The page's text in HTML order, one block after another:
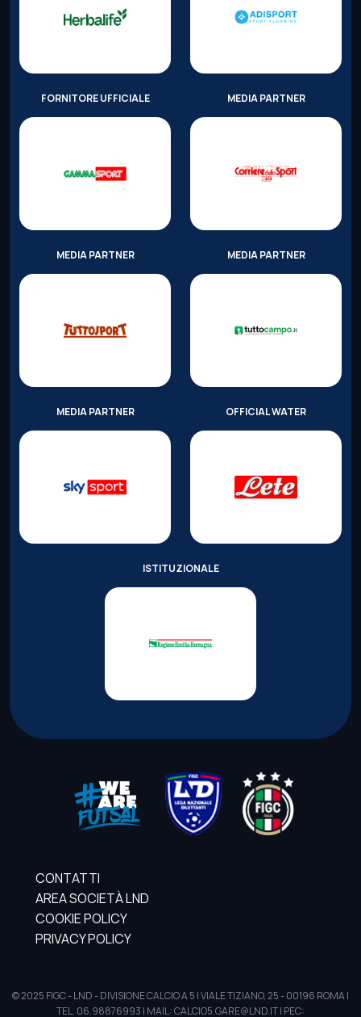
FORNITORE UFFICIALE MEDIA PARTNER
MEDIA PARTNER MEDIA PARTNER
MEDIA PARTNER OFFICIAL WATER
ISTITUZIONALE
CONTATTI
AREA SOCIETÀ LND
COOKIE POLICY
PRIVACY POLICY
© 2025 FIGC - LND - DIVISIONE CALCIO A 5 | VIALE TIZIANO, 25 - 00196 ROMA |
TEL. 06.98876993 | MAIL: CALCIO5.GARE@LND.IT | PEC: